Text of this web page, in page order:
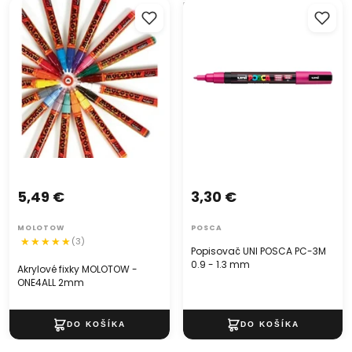
Veľkosť balenia : 21,5 × 10,2 cm
Olovo:hladké, miešateľné pastelové jadrá
Použitie:kreslenie, skicovanie, vyfarbovanie
Vek: od 3 rokov
Značka: Tužka na pastelky: Moxy
Akrylové fixky MOLOTOW -
ONE4ALL 2mm
Akrylové fixky MOLOTOW -
ONE4ALL 2mm
5,49 €
MOLOTOW
(3)
Popisovač UNI POSCA PC-3M
Popisovač UNI POSCA PC-3M
0.9 - 1.3 mm
3,30 €
POSCA